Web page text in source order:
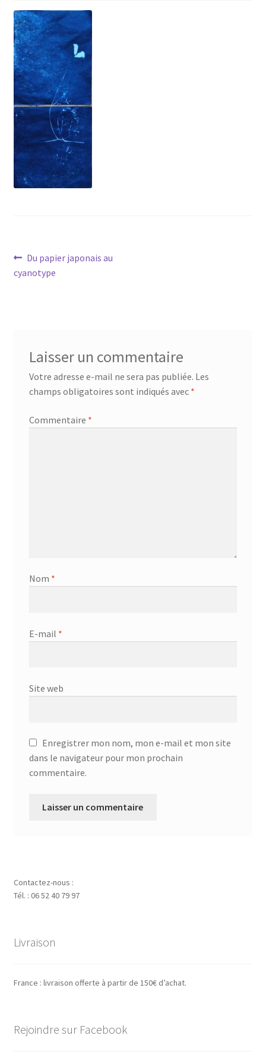
Navigation
de
Article
précédent :
Du papier japonais au
cyanotype
Laisser un commentaire
Votre adresse e-mail ne sera pas publiée. Les
champs obligatoires sont indiqués avec *
Commentaire *
Nom *
E-mail *
Site web
Enregistrer mon nom, mon e-mail et mon site
dans le navigateur pour mon prochain
commentaire.
Contactez-nous :
Tél. : 06 52 40 79 97
Livraison
France : livraison offerte à partir de 150€ d’achat.
Rejoindre sur Facebook